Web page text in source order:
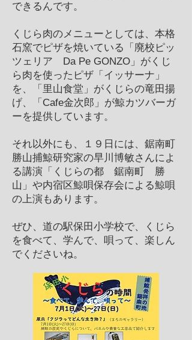
できるんです。
くじら肉のメニューとしては、本格
石窯でピザを焼いている「廃校ピッ
ツェリア Da Pe GONZO」がくじ
ら肉を使ったピザ「イッサーナ」
を、「里山食堂」がくじらの竜田揚
げ、「Cafe金次郎」が鯨カツバーガ
ーを提供しています。
それ以外にも、１９日には、鋸南町
勝山捕鯨研究家の早川博敏さんによ
る講演「くじらの都 鋸南町 勝
山」や内宿区鯨唄保存会による鯨唄
の上演もあります。
ぜひ、道の駅保田小学校で、くじら
を食べて、学んで、唄って、楽しん
でくださいね。